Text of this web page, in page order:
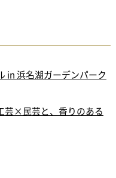
in 浜名湖ガーデンパーク
芸×民芸と、香りのある